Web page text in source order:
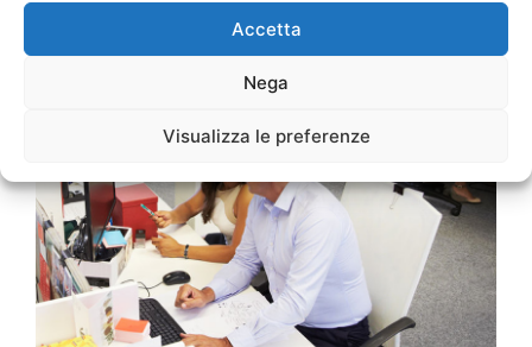
Accetta
Nega
Visualizza le preferenze